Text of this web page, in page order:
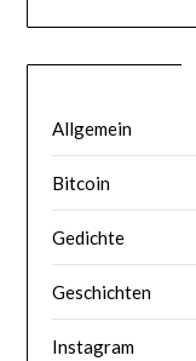
Allgemein
Bitcoin
Gedichte
Geschichten
Instagram